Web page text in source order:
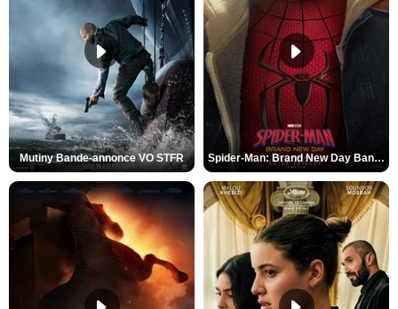
Mutiny Bande-annonce VO STFR Spider-Man: Brand New Day Bande-annonce VO STFR